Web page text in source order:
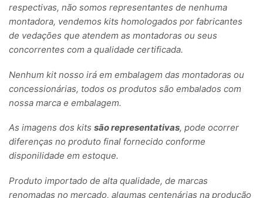
respectivas, não somos representantes de nenhuma
montadora, vendemos kits homologados por fabricantes
de vedações que atendem as montadoras ou seus
concorrentes com a qualidade certificada.
Nenhum kit nosso irá em embalagem das montadoras ou
concessionárias, todos os produtos são embalados com
nossa marca e embalagem.
As imagens dos kits são representativas, pode ocorrer
diferenças no produto final fornecido conforme
disponilidade em estoque.
Produto importado de alta qualidade, de marcas
renomadas no mercado, algumas centenárias na produção